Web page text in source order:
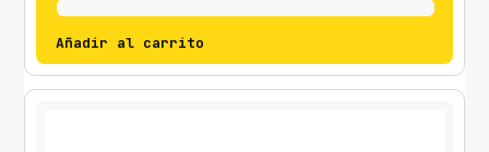
Añadir al carrito